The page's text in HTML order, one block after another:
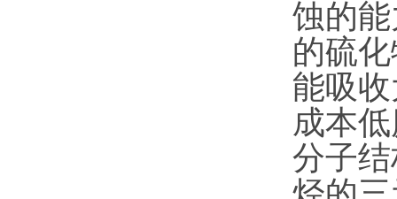
蚀的
的硫
能吸
成本
分子